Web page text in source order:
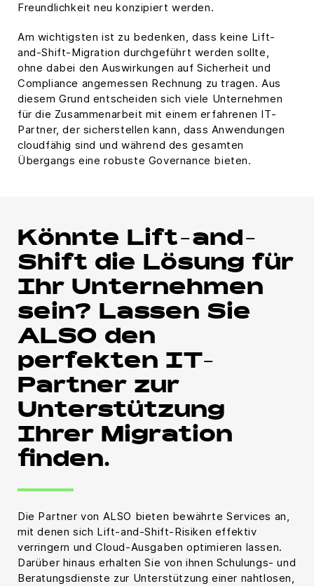
Freundlichkeit neu konzipiert werden.
Am wichtigsten ist zu bedenken, dass keine Lift-
and-Shift-Migration durchgeführt werden sollte,
ohne dabei den Auswirkungen auf Sicherheit und
Compliance angemessen Rechnung zu tragen. Aus
diesem Grund entscheiden sich viele Unternehmen
für die Zusammenarbeit mit einem erfahrenen IT-
Partner, der sicherstellen kann, dass Anwendungen
cloudfähig sind und während des gesamten
Übergangs eine robuste Governance bieten.
Könnte Lift-and-
Shift die Lösung für
Ihr Unternehmen
sein? Lassen Sie
ALSO den
perfekten IT-
Partner zur
Unterstützung
Ihrer Migration
finden.
Die Partner von ALSO bieten bewährte Services an,
mit denen sich Lift-and-Shift-Risiken effektiv
verringern und Cloud-Ausgaben optimieren lassen.
Darüber hinaus erhalten Sie von ihnen Schulungs- und
Beratungsdienste zur Unterstützung einer nahtlosen,